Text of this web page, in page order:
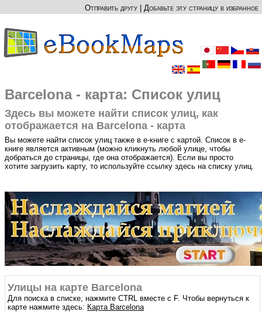
Отправить другу Добавьте эту страницу в избранное
Barcelona - карта: Список улиц
Здесь вы можете найти список улиц, как
отображается на Barcelona - карта
Вы можете найти список улиц также в е-книге с картой. Список в е-
книге является активным (можно кликнуть любой улице, чтобы
добраться до страницы, где она отображается). Если вы просто
хотите загрузить карту, то используйте ссылку здесь на списку улиц.
Улицы на карте Barcelona
Для поиска в списке, нажмите CTRL вместе с F. Чтобы вернуться к
карте нажмите здесь: Карта Barcelona